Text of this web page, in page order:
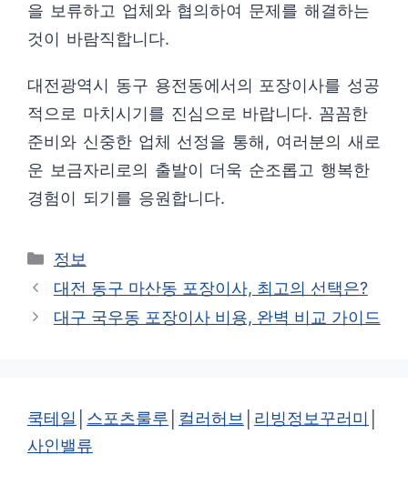
을 보류하고 업체와 협의하여 문제를 해결하는
것이 바람직합니다.
대전광역시 동구 용전동에서의 포장이사를 성공
적으로 마치시기를 진심으로 바랍니다. 꼼꼼한
준비와 신중한 업체 선정을 통해, 여러분의 새로
운 보금자리로의 출발이 더욱 순조롭고 행복한
경험이 되기를 응원합니다.
카
테
리
정보
대전 동구 마산동 포장이사, 최고의 선택은?
대구 국우동 포장이사 비용, 완벽 비교 가이드
쿡테일 스포츠룰루 컬러허브 리빙정보꾸러미
사인밸류